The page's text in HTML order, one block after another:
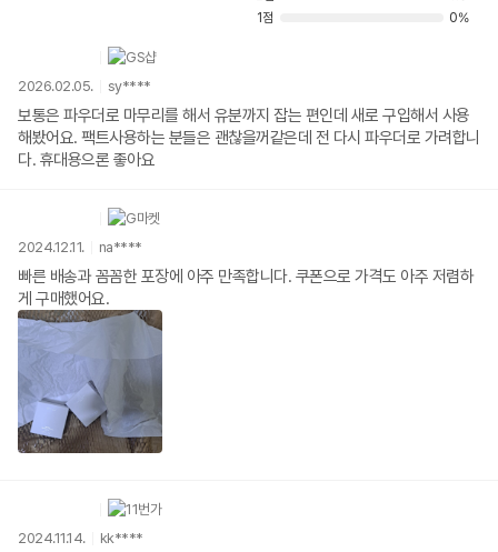
1점
0%
2026.02.05. sy****
보통은 파우더로 마무리를 해서 유분까지 잡는 편인데 새로 구입해서 사용
해봤어요. 팩트사용하는 분들은 괜찮을꺼같은데 전 다시 파우더로 가려합니
다. 휴대용으론 좋아요
2024.12.11. na****
빠른 배송과 꼼꼼한 포장에 아주 만족합니다. 쿠폰으로 가격도 아주 저렴하
게 구매했어요.
2024.11.14. kk****